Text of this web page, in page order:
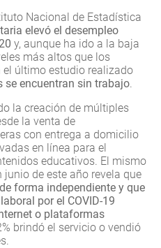
Nacional de Estadística
elevó el desempleo
y, aunque ha ido a la baja
más altos que los
el último estudio realizado
se encuentran sin trabajo.
la creación de múltiples
la venta de
con entrega a domicilio
en línea para el
educativos. El mismo
de este año revela que
forma independiente y que
por el COVID-19
o plataformas
brindó el servicio o vendió